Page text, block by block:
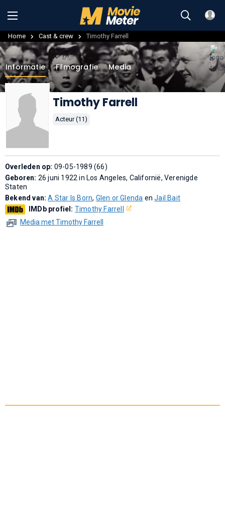
Home Cast & crew Timothy Farrell
Informatie Filmografie Media
Timothy Farrell
Acteur (11)
Overleden op: 09-05-1989 (66)
Geboren: 26 juni 1922 in Los Angeles, Californië, Verenigde
Staten
Bekend van:A Star Is Born, Glen or Glenda enJail Bait
IMDb profiel: Timothy Farrell
Media met Timothy Farrell